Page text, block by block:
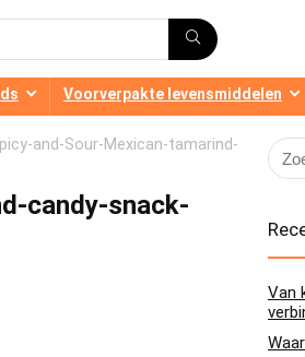
Voorverpakte levensmiddelen
and-Sour-Mexican-tamarind-
candy-snack-
Van